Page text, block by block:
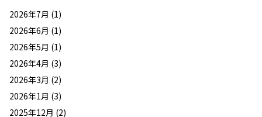
2026年7月 (1)
2026年6月 (1)
2026年5月 (1)
2026年4月 (3)
2026年3月 (2)
2026年1月 (3)
2025年12月 (2)